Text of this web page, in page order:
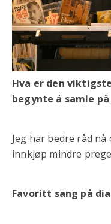
Hva er den
begynte å samle
Jeg har bedre råd
innkjøp mindre
Favoritt sang på